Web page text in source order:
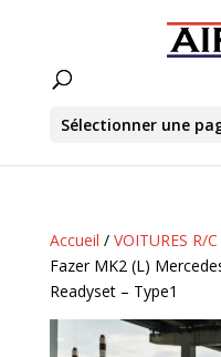
Sélectionner une
Accueil / VOITURES R/C
Fazer MK2 (L)
Readyset – Type1